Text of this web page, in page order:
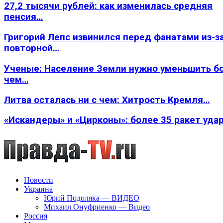
27,2 тысячи рублей: как изменилась средняя
пенсия…
Григорий Лепс извинился перед фанатами из-
повторной…
Ученые: Население Земли нужно уменьшить
чем…
Литва осталась ни с чем: Хитрость Кремля…
«Искандеры» и «Цирконы»: более 35 ракет
Новости
Украина
Юрий Подоляка — ВИДЕО
Михаил Онуфриенко — Видео
Россия